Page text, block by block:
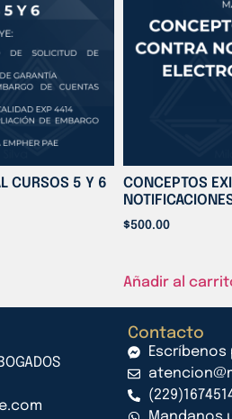
CURSOS 5 Y 6
CONCEPTOS
$500.00
Añadir al
Contacto